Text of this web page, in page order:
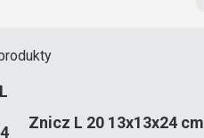
Znicz L 20 13x13x24 cm